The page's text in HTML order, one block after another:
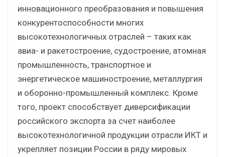
инновационного преобразования и повышения
конкурентоспособности многих
высокотехнологичных отраслей – таких как
авиа- и ракетостроение, судостроение, атомная
промышленность, транспортное и
энергетическое машиностроение, металлургия
и оборонно-промышленный комплекс. Кроме
того, проект способствует диверсификации
российского экспорта за счет наиболее
высокотехнологичной продукции отрасли ИКТ и
укрепляет позиции России в ряду мировых